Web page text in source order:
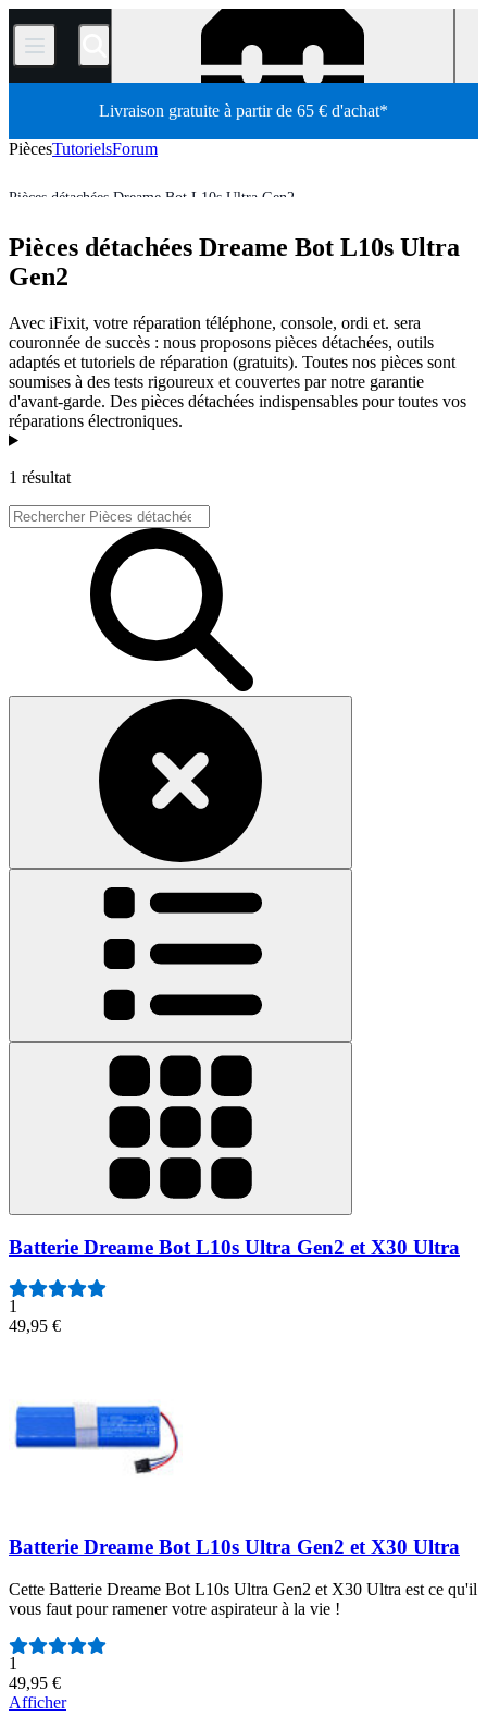
/
Livraison gratuite à partir de 65 € d'achat*
PiècesTutorielsForum
Pièces détachées Dreame Bot L10s Ultra Gen2
Électroménager
Pièces détachées
Boutique
Pièces détachées Dreame Bot L10s Ultra
Gen2
Avec iFixit, votre réparation téléphone, console, ordi et. sera
couronnée de succès : nous proposons pièces détachées, outils
adaptés et tutoriels de réparation (gratuits). Toutes nos pièces sont
soumises à des tests rigoureux et couvertes par notre garantie
d'avant-garde. Des pièces détachées indispensables pour toutes vos
réparations électroniques.
Produits
1 résultat
Batterie Dreame Bot L10s Ultra Gen2 et X30 Ultra
1
49,95 €
Batterie Dreame Bot L10s Ultra Gen2 et X30 Ultra
Cette Batterie Dreame Bot L10s Ultra Gen2 et X30 Ultra est ce qu'il
vous faut pour ramener votre aspirateur à la vie !
Nombre d'avis :
1
49,95 €
Afficher